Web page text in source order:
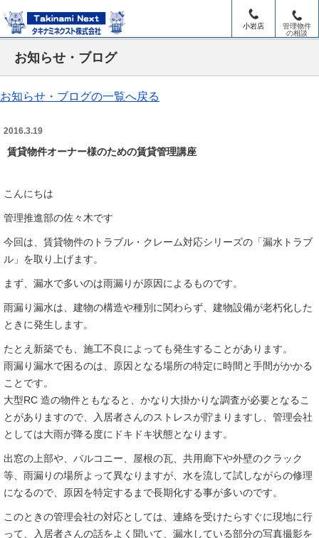
小岩店
管理物件
の相談
お知らせ・ブログ
お知らせ・ブログの一覧へ戻る
2016.3.19
賃貸物件オーナー様のための賃貸管理講座
こんにちは
管理推進部の佐々木です
今回は、賃貸物件のトラブル・クレーム対応シリーズの「漏水トラブ
ル」を取り上げます。
まず、漏水で多いのは雨漏りが原因によるものです。
雨漏り漏水は、建物の構造や種別に関わらず、建物設備が老朽化した
ときに発生します。
たとえ新築でも、施工不良によっても発生することがあります。
雨漏り漏水で困るのは、原因となる場所の特定に時間と手間がかかる
ことです。
大型RC 造の物件ともなると、かなり大掛かりな調査が必要となるこ
とがありますので、入居者さんのストレスが貯まりますし、管理会社
としては大雨が降る度にドキドキ状態となります。
出窓の上部や、バルコニー、屋根の瓦、共用廊下や外壁のクラック
等、雨漏りの場所よって異なりますが、水を流して試しながらの修理
になるので、原因を特定するまで長期化する事が多いのです。
このときの管理会社の対応としては、連絡を受けたらすぐに現地に行
って、入居者さんの話をよく聞いて、漏水している部分の写真撮影を